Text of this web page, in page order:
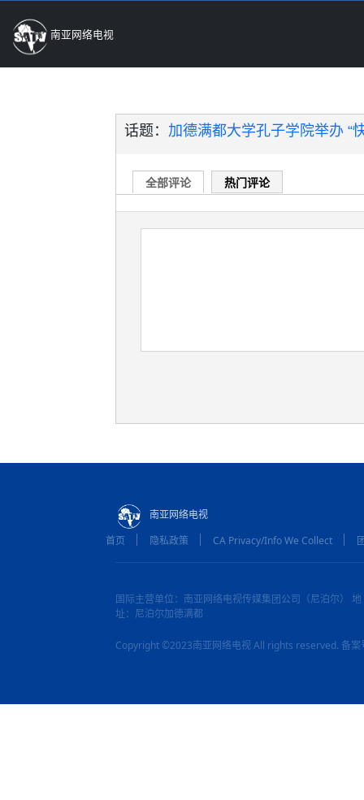
南亚网络电视
话题： 加德满都大学孔子学院举办 “
全部评论 热门评论
南亚网络电视
首页
隐私政策 CA Privacy/Info We Collect
国际主营单位：南亚网络电视传媒集团公司（尼泊尔） 地
址：尼泊尔加德满都
Copyright ©2023南亚网络电视 All rights reserved. 备